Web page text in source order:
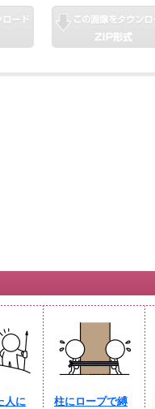
人に
柱にロープで縛